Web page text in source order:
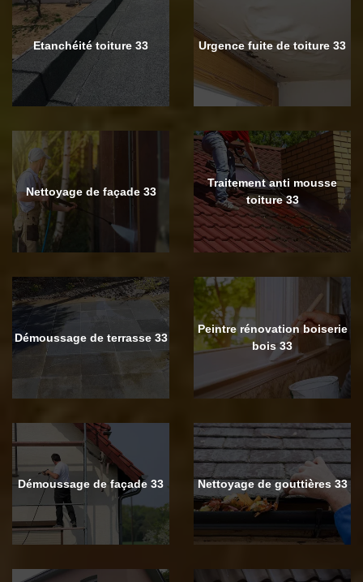
Etanchéité toiture 33 Urgence fuite de toiture 33
Nettoyage de façade 33
Traitement anti mousse
toiture 33
Démoussage de terrasse 33
Peintre rénovation boiserie
bois 33
Démoussage de façade 33 Nettoyage de gouttières 33